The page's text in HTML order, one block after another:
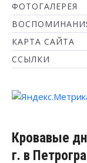
ФОТОГАЛЕРЕЯ
КАРТА САЙТА
ССЫЛКИ
Кровавые
г. в